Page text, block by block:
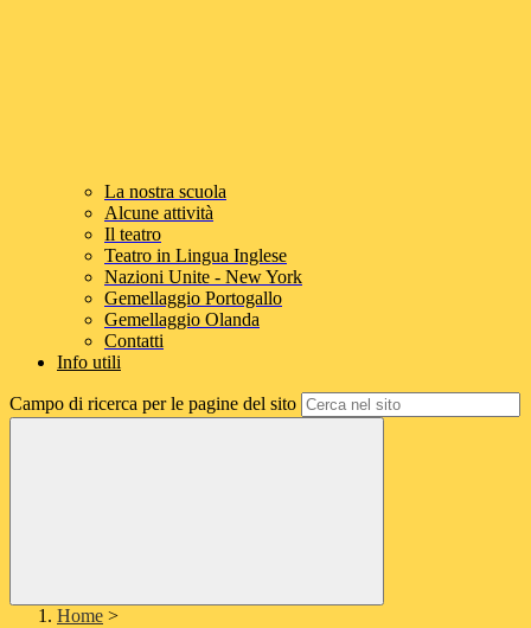
La nostra scuola
Alcune attività
Il teatro
Teatro in Lingua Inglese
Nazioni Unite - New York
Gemellaggio Portogallo
Gemellaggio Olanda
Contatti
Info utili
Campo di ricerca per le pagine del sito
Home >